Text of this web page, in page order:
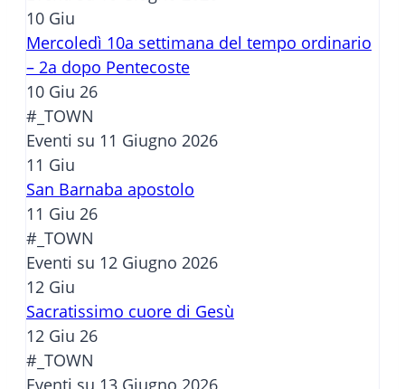
10 Giu
Mercoledì 10a settimana del tempo ordinario
– 2a dopo Pentecoste
10 Giu 26
#_TOWN
Eventi su 11 Giugno 2026
11 Giu
San Barnaba apostolo
11 Giu 26
#_TOWN
Eventi su 12 Giugno 2026
12 Giu
Sacratissimo cuore di Gesù
12 Giu 26
#_TOWN
Eventi su 13 Giugno 2026